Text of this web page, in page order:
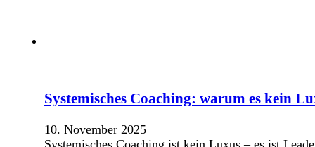
Systemisches Coaching: warum es kein
10. November 2025